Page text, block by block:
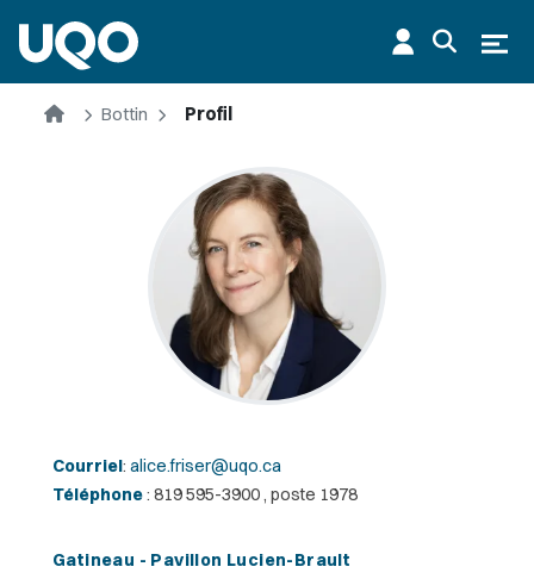
AccueilBottin Profil
Courriel: alice.friser@uqo.ca
Téléphone: 819 595-3900 , poste 1978
Gatineau - Pavillon Lucien-Brault